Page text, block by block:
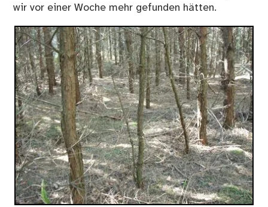
wir vor einer Woche mehr gefunden hätten.